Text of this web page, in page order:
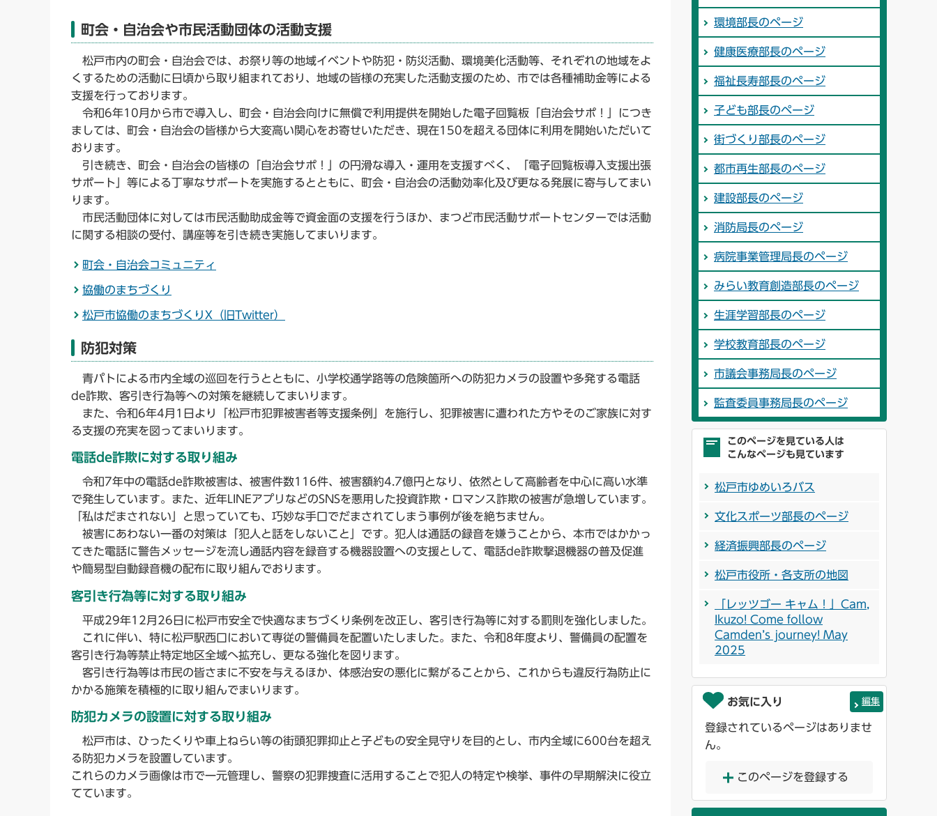
町会・自治会や市民活動団体の活動支援
松戸市内の町会・自治会では、お祭り等の地域イベントや防犯・防災活動、環境美化活動等、それぞれの地域をよ
くするための活動に日頃から取り組まれており、地域の皆様の充実した活動支援のため、市では各種補助金等による
支援を行っております。
令和6年10月から市で導入し、町会・自治会向けに無償で利用提供を開始した電子回覧板「自治会サポ！」につき
ましては、町会・自治会の皆様から大変高い関心をお寄せいただき、現在150を超える団体に利用を開始いただいて
おります。
引き続き、町会・自治会の皆様の「自治会サポ！」の円滑な導入・運用を支援すべく、「電子回覧板導入支援出張
サポート」等による丁寧なサポートを実施するとともに、町会・自治会の活動効率化及び更なる発展に寄与してまい
ります。
市民活動団体に対しては市民活動助成金等で資金面の支援を行うほか、まつど市民活動サポートセンターでは活動
に関する相談の受付、講座等を引き続き実施してまいります。
町会・自治会コミュニティ
協働のまちづくり
松戸市協働のまちづくりX（旧Twitter）
防犯対策
青パトによる市内全域の巡回を行うとともに、小学校通学路等の危険箇所への防犯カメラの設置や多発する電話
de詐欺、客引き行為等への対策を継続してまいります。
また、令和6年4月1日より「松戸市犯罪被害者等支援条例」を施行し、犯罪被害に遭われた方やそのご家族に対す
る支援の充実を図ってまいります。
電話de詐欺に対する取り組み
令和7年中の電話de詐欺被害は、被害件数116件、被害額約4.7億円となり、依然として高齢者を中心に高い水準
で発生しています。また、近年LINEアプリなどのSNSを悪用した投資詐欺・ロマンス詐欺の被害が急増しています。
「私はだまされない」と思っていても、巧妙な手口でだまされてしまう事例が後を絶ちません。
被害にあわない一番の対策は「犯人と話をしないこと」です。犯人は通話の録音を嫌うことから、本市ではかかっ
てきた電話に警告メッセージを流し通話内容を録音する機器設置への支援として、電話de詐欺撃退機器の普及促進
や簡易型自動録音機の配布に取り組んでおります。
客引き行為等に対する取り組み
平成29年12月26日に松戸市安全で快適なまちづくり条例を改正し、客引き行為等に対する罰則を強化しました。
これに伴い、特に松戸駅西口において専従の警備員を配置いたしました。また、令和8年度より、警備員の配置を
客引き行為等禁止特定地区全域へ拡充し、更なる強化を図ります。
客引き行為等は市民の皆さまに不安を与えるほか、体感治安の悪化に繋がることから、これからも違反行為防止に
かかる施策を積極的に取り組んでまいります。
防犯カメラの設置に対する取り組み
松戸市は、ひったくりや車上ねらい等の街頭犯罪抑止と子どもの安全見守りを目的とし、市内全域に600台を超え
る防犯カメラを設置しています。
これらのカメラ画像は市で一元管理し、警察の犯罪捜査に活用することで犯人の特定や検挙、事件の早期解決に役立
てています。
環境部長のページ
健康医療部長のページ
福祉長寿部長のページ
子ども部長のページ
街づくり部長のページ
都市再生部長のページ
建設部長のページ
消防局長のページ
病院事業管理局長のページ
みらい教育創造部長のページ
生涯学習部長のページ
学校教育部長のページ
市議会事務局長のページ
監査委員事務局長のページ
このページを見ている人は
こんなページも見ています
松戸市ゆめいろバス
文化スポーツ部長のページ
経済振興部長のページ
松戸市役所・各支所の地図
「レッツゴー キャム！」Cam,
Ikuzo! Come follow
Camden’s journey! May
2025
お気に入り 編集
登録されているページはありませ
ん。
このページを登録する